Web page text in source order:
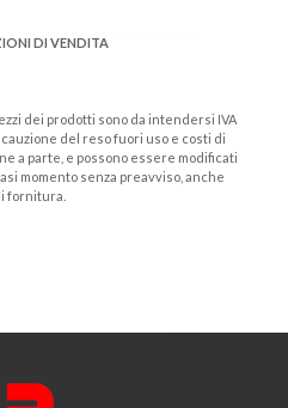
DI VENDITA
dei prodotti sono da intendersi IVA
del reso fuori uso e costi di
a parte, e possono essere modificati
momento senza preavviso, anche
fornitura.